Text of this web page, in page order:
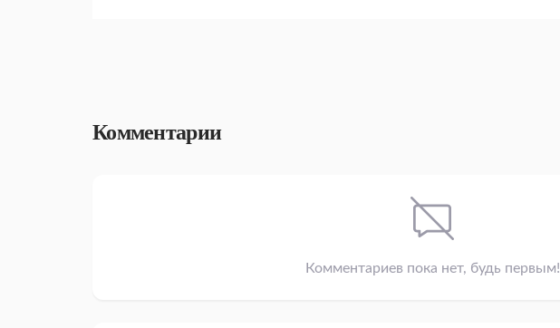
Комментарии
Комментариев пока нет, будь первым!